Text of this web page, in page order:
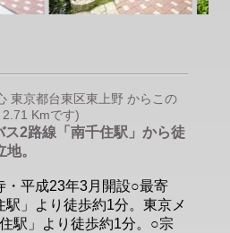
東京都台東区東上野 からこの
Kmです)
ス2路線「南千住駅」から徒
。
・平成23年3月開設○最寄
」より徒歩約1分。東京メ
駅」より徒歩約1分。○宗